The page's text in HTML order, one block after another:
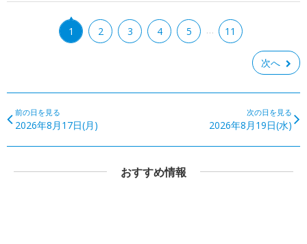
1 2 3 4 5 … 11
次へ
前の日を見る
2026年8月17日(月)
次の日を見る
2026年8月19日(水)
おすすめ情報